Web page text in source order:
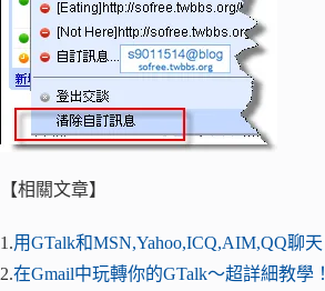
【相關文章】
1.用GTalk和MSN,Yahoo,ICQ,AIM,QQ聊天
2.在Gmail中玩轉你的GTalk～超詳細教學！